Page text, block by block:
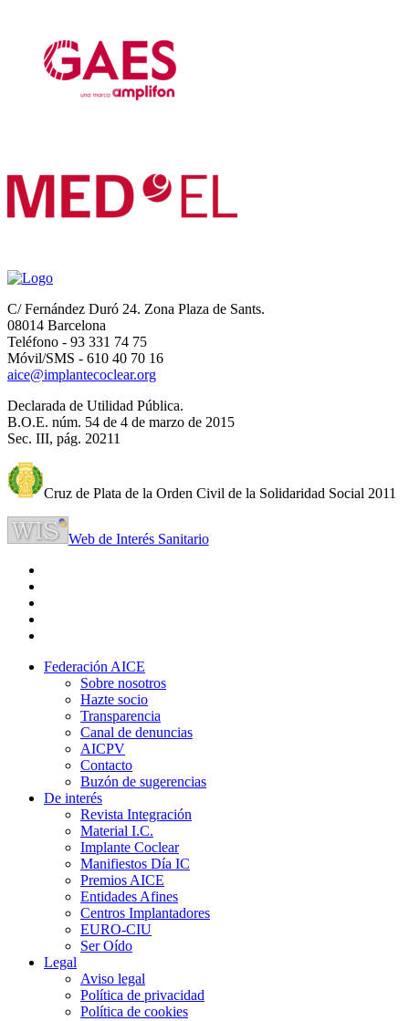
C/ Fernández Duró 24. Zona Plaza de Sants.
08014 Barcelona
Teléfono - 93 331 74 75
Móvil/SMS - 610 40 70 16
aice@implantecoclear.org
Declarada de Utilidad Pública.
B.O.E. núm. 54 de 4 de marzo de 2015
Sec. III, pág. 20211
Cruz de Plata de la Orden Civil de la Solidaridad Social 2011
Web de Interés Sanitario
Federación AICE
Sobre nosotros
Hazte socio
Transparencia
Canal de denuncias
AICPV
Contacto
Buzón de sugerencias
De interés
Revista Integración
Material I.C.
Implante Coclear
Manifiestos Día IC
Premios AICE
Entidades Afines
Centros Implantadores
EURO-CIU
Ser Oído
Legal
Aviso legal
Política de privacidad
Política de cookies